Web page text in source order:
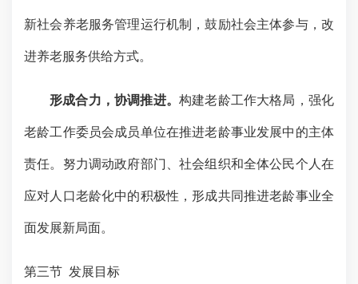
新社会养老服务管理运行机制，鼓励社会主体参与，改
进养老服务供给方式。
形成合力，协调推进。 构建老龄工作大格局，强化
老龄工作委员会成员单位在推进老龄事业发展中的主体
责任。努力调动政府部门、社会组织和全体公民个人在
应对人口老龄化中的积极性，形成共同推进老龄事业全
面发展新局面。
第三节 发展目标